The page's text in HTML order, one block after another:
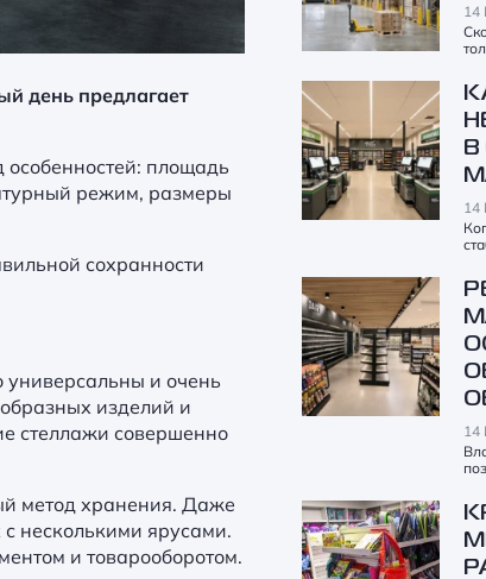
день предлагает
площадь
режим, размеры
сохранности
и очень
изделий и
стеллажи совершенно
метод хранения. Даже
несколькими ярусами.
и товарооборотом.
14
В
14
14